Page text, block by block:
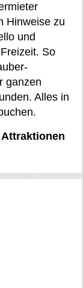
Hinweise zu
und
So
ganzen
Alles in